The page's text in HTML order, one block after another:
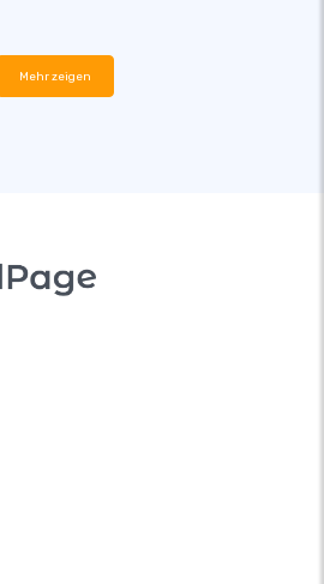
Mehr zeigen